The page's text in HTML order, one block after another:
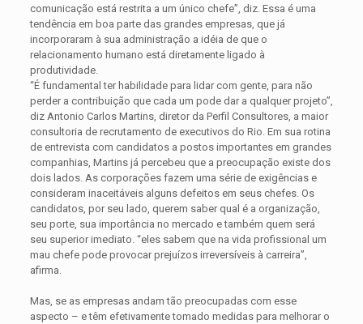
comunicação está restrita a um único chefe”, diz. Essa é uma
tendência em boa parte das grandes empresas, que já
incorporaram à sua administração a idéia de que o
relacionamento humano está diretamente ligado à
produtividade.
“É fundamental ter habilidade para lidar com gente, para não
perder a contribuição que cada um pode dar a qualquer projeto”,
diz Antonio Carlos Martins, diretor da Perfil Consultores, a maior
consultoria de recrutamento de executivos do Rio. Em sua rotina
de entrevista com candidatos a postos importantes em grandes
companhias, Martins já percebeu que a preocupação existe dos
dois lados. As corporações fazem uma série de exigências e
consideram inaceitáveis alguns defeitos em seus chefes. Os
candidatos, por seu lado, querem saber qual é a organização,
seu porte, sua importância no mercado e também quem será
seu superior imediato. “eles sabem que na vida profissional um
mau chefe pode provocar prejuízos irreversíveis à carreira”,
afirma.
Mas, se as empresas andam tão preocupadas com esse
aspecto – e têm efetivamente tomado medidas para melhorar o